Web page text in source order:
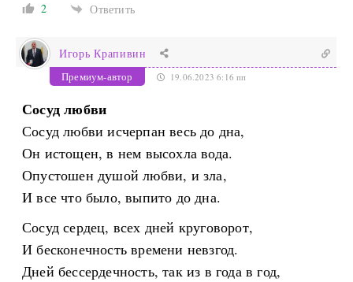
2 Ответить
Игорь Крапивин
Премиум-автор 19.06.2023 6:16 пп
Сосуд любви
Сосуд любви исчерпан весь до дна,
Он истощен, в нем высохла вода.
Опустошен душой любви, и зла,
И все что было, выпито до дна.
Сосуд сердец, всех дней круговорот,
И бесконечность времени невзгод.
Дней бессердечность, так из в года в год,